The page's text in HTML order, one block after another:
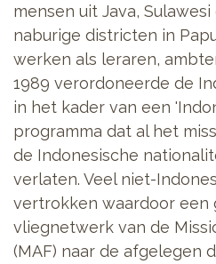
mensen uit Java,
naburige districten in
werken als leraren,
1989 verordoneerde de
in het kader van een
programma dat al het
de Indonesische
verlaten. Veel niet-
vertrokken waardoor een
vliegnetwerk van de
(MAF) naar de afgelegen